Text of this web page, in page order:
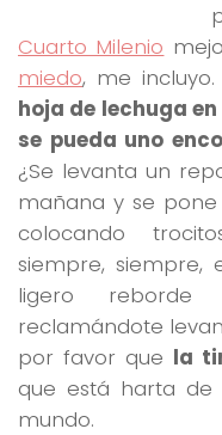
Cuarto Milenio
miedo, me incluyo.
hoja de lechuga
se pueda uno
¿Se levanta un
mañana y se
colocando
siempre, siempre,
ligero
reclamándote
por favor que la
que está harta
mundo.